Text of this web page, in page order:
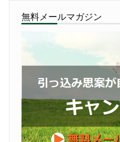
無料メールマガジン